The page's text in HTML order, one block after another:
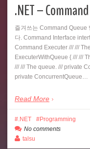
.NET –
즐겨쓰는 Command Queue
다. Command Interface
Command Executer /// ///
ExecuterWithQueue { /// ///
/// /// The queue. /// private
private ConcurrentQueue…
Read More
.NET
Programming
No comments
talsu